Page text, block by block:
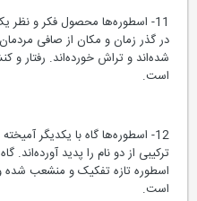
11- اسطوره‌ها محصول فکر و نظر
در گذر زمان و مکان از صافی مردمان
شده‌اند و تراش خورده‌اند. رفتار و
است.
12- اسطوره‌ها گاه با یکدیگر آمیخته‌
ترکیبی از دو نام را پدید آورده‌اند.
اسطوره تازه تفکیک و منشعب شده و
است.